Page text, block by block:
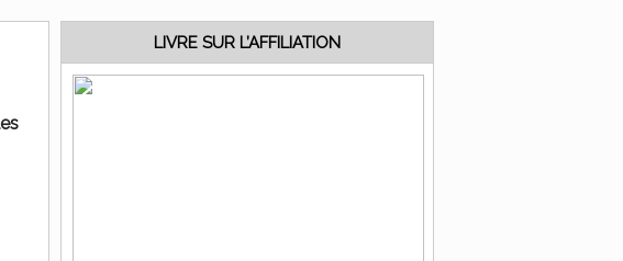
LIVRE SUR L’AFFILIATION